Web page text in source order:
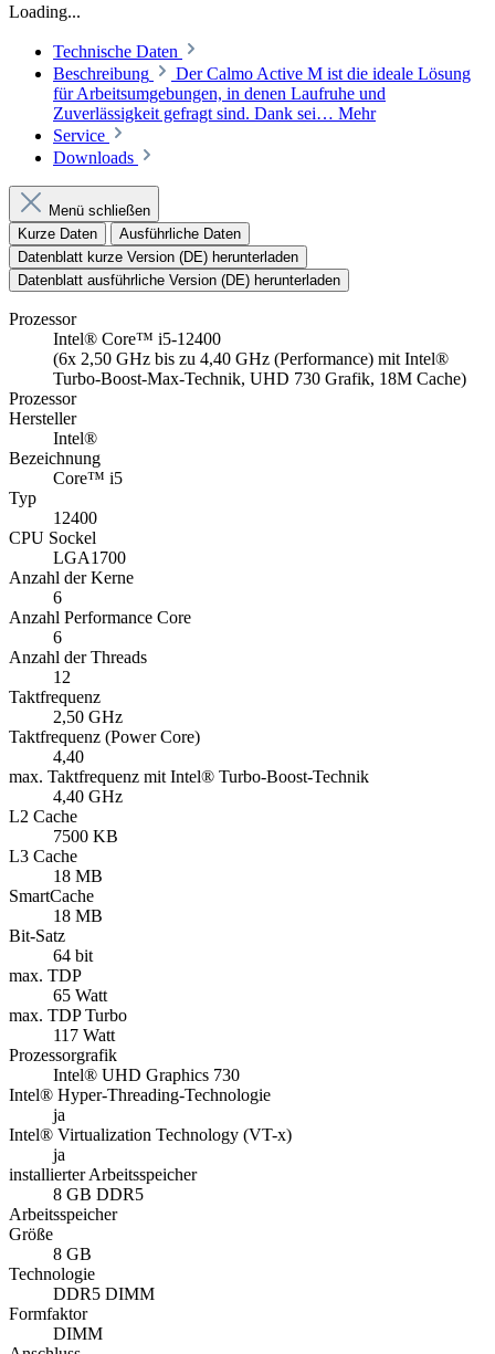
Loading...
Technische Daten
Beschreibung
Der Calmo Active M ist die ideale Lösung
für Arbeitsumgebungen, in denen Laufruhe und
Zuverlässigkeit gefragt sind. Dank sei… Mehr
Service
Downloads
Menü schließen
Kurze Daten
Ausführliche Daten
Datenblatt kurze Version (DE) herunterladen
Datenblatt ausführliche Version (DE) herunterladen
Prozessor
Intel® Core™ i5-12400
(6x 2,50 GHz bis zu 4,40 GHz (Performance) mit Intel®
Turbo-Boost-Max-Technik, UHD 730 Grafik, 18M Cache)
Prozessor
Hersteller
Intel®
Bezeichnung
Core™ i5
Typ
12400
CPU Sockel
LGA1700
Anzahl der Kerne
6
Anzahl Performance Core
6
Anzahl der Threads
12
Taktfrequenz
2,50 GHz
Taktfrequenz (Power Core)
4,40
max. Taktfrequenz mit Intel® Turbo-Boost-Technik
4,40 GHz
L2 Cache
7500 KB
L3 Cache
18 MB
SmartCache
18 MB
Bit-Satz
64 bit
max. TDP
65 Watt
max. TDP Turbo
117 Watt
Prozessorgrafik
Intel® UHD Graphics 730
Intel® Hyper-Threading-Technologie
ja
Intel® Virtualization Technology (VT-x)
ja
installierter Arbeitsspeicher
8 GB DDR5
Arbeitsspeicher
Größe
8 GB
Technologie
DDR5 DIMM
Formfaktor
DIMM